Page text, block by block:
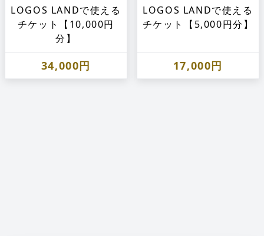
LOGOS LANDで使える
チケット【10,000円
分】
34,000円
LOGOS LANDで使える
チケット【5,000円分】
17,000円